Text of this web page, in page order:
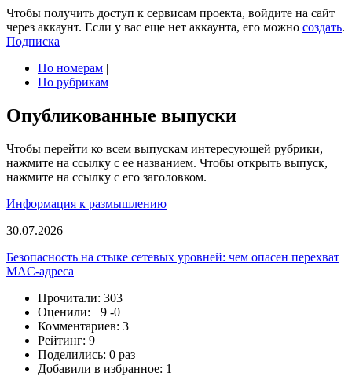
Чтобы получить доступ к сервисам проекта, войдите на сайт
через аккаунт. Если у вас еще нет аккаунта, его можно создать.
Подписка
По номерам |
По рубрикам
Опубликованные выпуски
Чтобы перейти ко всем выпускам интересующей рубрики,
нажмите на ссылку с ее названием. Чтобы открыть выпуск,
нажмите на ссылку с его заголовком.
Информация к размышлению
30.07.2026
Безопасность на стыке сетевых уровней: чем опасен перехват
MAC-адреса
Прочитали: 303
Оценили: +9 -0
Комментариев: 3
Рейтинг: 9
Поделились: 0 раз
Добавили в избранное: 1